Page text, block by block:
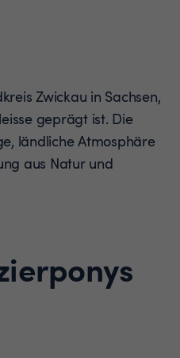
Zwickau in Sachsen,
geprägt ist. Die
ländliche Atmosphäre
aus Natur und